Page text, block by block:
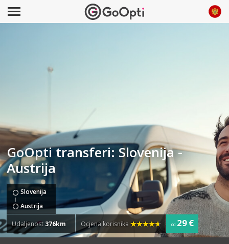
GoOpti transferi: Slovenija -
Austrija
Slovenija
Austrija
Udaljenost 376km Ocjena korisnika od 29 €